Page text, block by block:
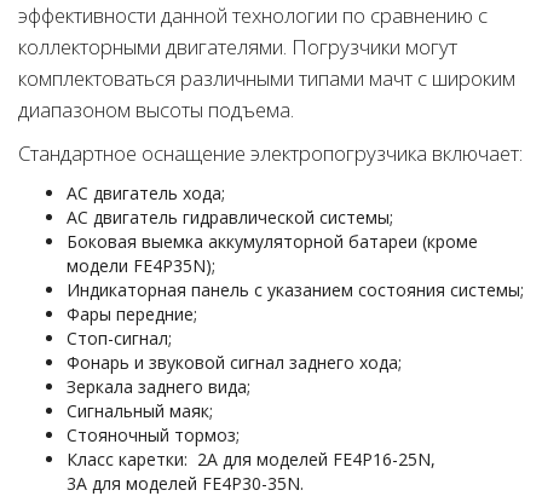
эффективности данной технологии по сравнению с
коллекторными двигателями. Погрузчики могут
комплектоваться различными типами мачт с широким
диапазоном высоты подъема.
Стандартное оснащение электропогрузчика включает:
АС двигатель хода;
АС двигатель гидравлической системы;
Боковая выемка аккумуляторной батареи (кроме
модели FE4P35N);
Индикаторная панель с указанием состояния системы;
Фары передние;
Стоп-сигнал;
Фонарь и звуковой сигнал заднего хода;
Зеркала заднего вида;
Сигнальный маяк;
Стояночный тормоз;
Класс каретки: 2А для моделей FE4P16-25N,
3А для моделей FE4P30-35N.